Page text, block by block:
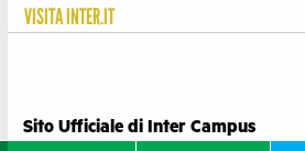
VISITAINTER.IT
Sito Ufficiale di Inter Campus